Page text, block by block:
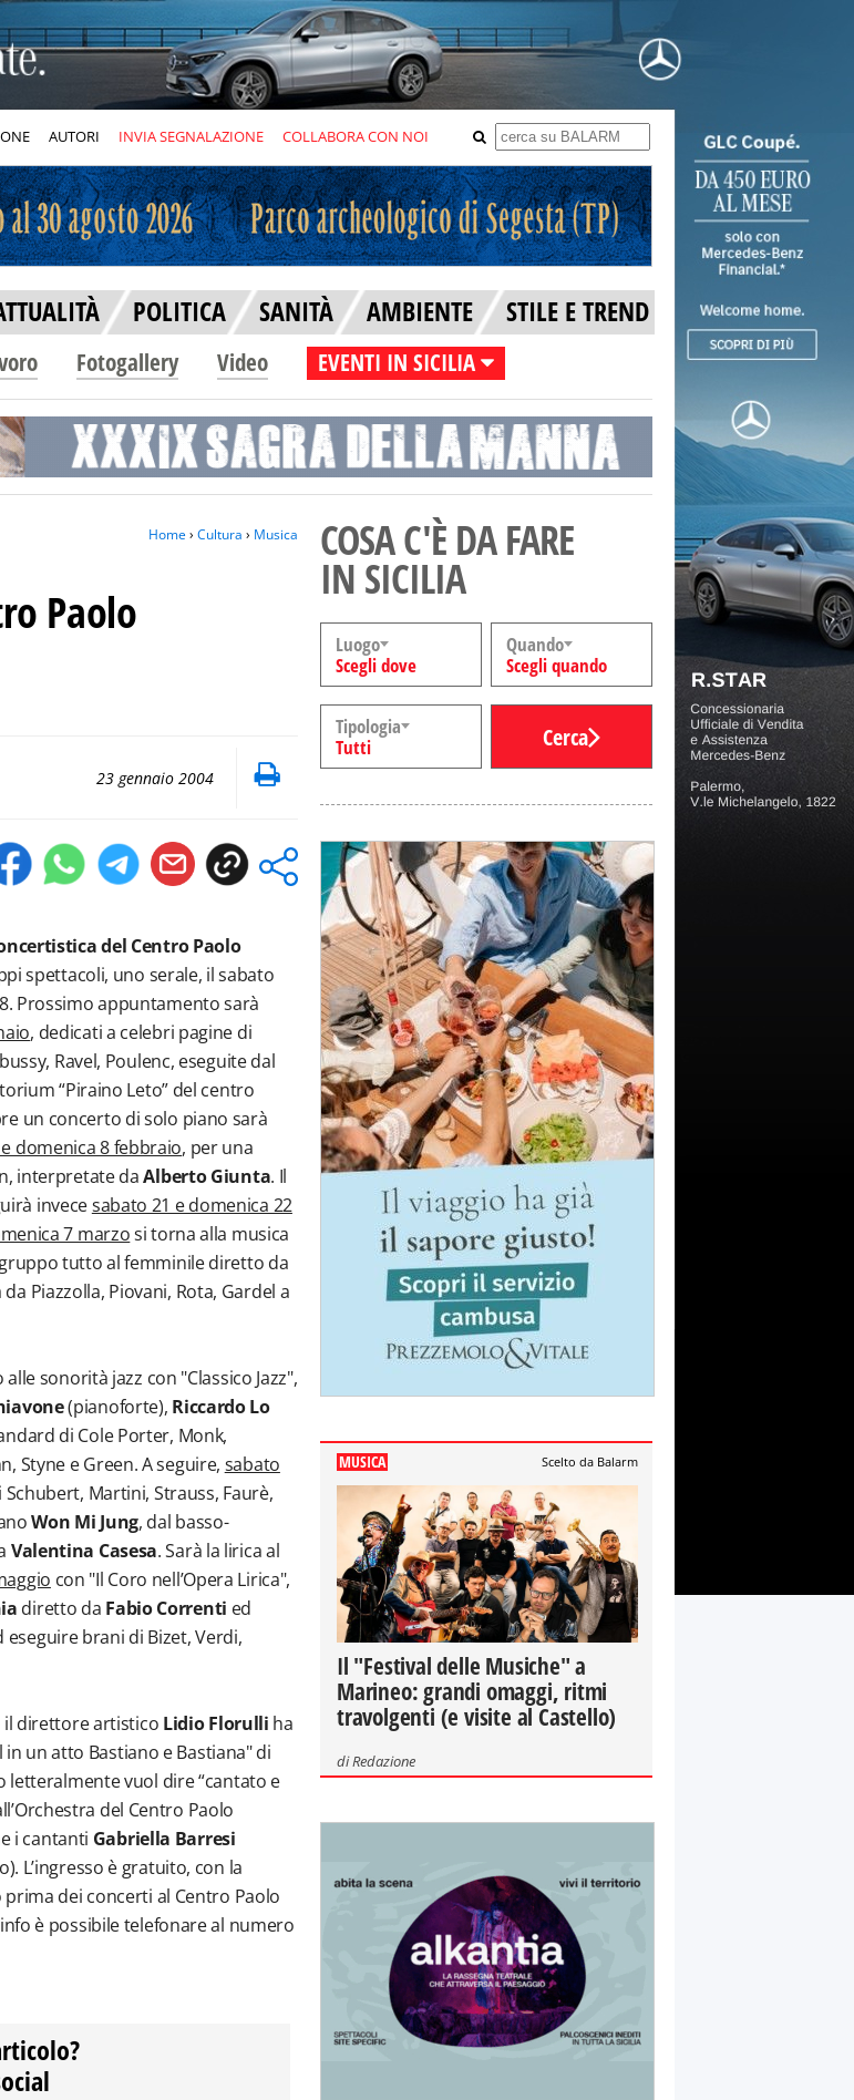
AUTORI INVIA SEGNALAZIONE COLLABORA CON NOI
POLITICA SANITÀ AMBIENTE STILE E TREND
Fotogallery Video EVENTI IN SICILIA
Home› Cultura › Musica
Paolo
23 gennaio 2004
del Centro Paolo
spettacoli, uno serale, il sabato
Prossimo appuntamento sarà
, dedicati a celebri pagine di
Ravel, Poulenc, eseguite dal
“Piraino Leto” del centro
un concerto di solo piano sarà
domenica 8 febbraio, per una
interpretate daAlberto Giunta. Il
invecesabato 21 e domenica 22
7 marzosi torna alla musica
tutto al femminile diretto da
Piazzolla, Piovani, Rota, Gardel a
sonorità jazz con "Classico Jazz",
(pianoforte), Riccardo Lo
di Cole Porter, Monk,
Styne e Green. A seguire, sabato
Martini, Strauss, Faurè,
Won Mi Jung, dal basso-
Valentina Casesa. Sarà la lirica al
con "Il Coro nell’Opera Lirica",
diretto da Fabio Correnti ed
eseguire brani di Bizet, Verdi,
il direttore artistico Lidio Florulli ha
un atto Bastiano e Bastiana" di
letteralmente vuol dire “cantato e
del Centro Paolo
i cantanti Gabriella Barresi
L’ingresso è gratuito, con la
dei concerti al Centro Paolo
è possibile telefonare al numero
COSA C'È DA FARE
IN SICILIA
Luogo
Scegli dove
Quando
Scegli quando
Tipologia
Tutti
Cerca
MUSICA Scelto da Balarm
Il "Festival delle Musiche" a
Marineo: grandi omaggi, ritmi
travolgenti (e visite al Castello)
diRedazione